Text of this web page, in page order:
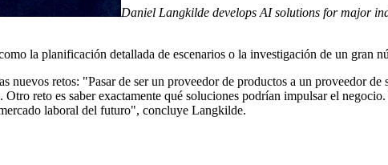
Daniel Langkilde develops AI solutions for major
la planificación detallada de escenarios o la investigación de un gran
nuevos retos: "Pasar de ser un proveedor de productos a un proveedor
reto es saber exactamente qué soluciones podrían impulsar el
laboral del futuro", concluye Langkilde.